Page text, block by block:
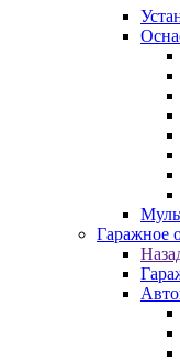
Гаражное